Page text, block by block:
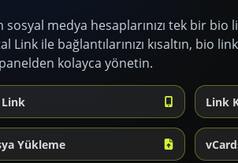
sosyal medya hesaplarınızı tek bir bio
Link ile bağlantılarınızı kısaltın, bio
kolayca yönetin.
Link Link
Yükleme